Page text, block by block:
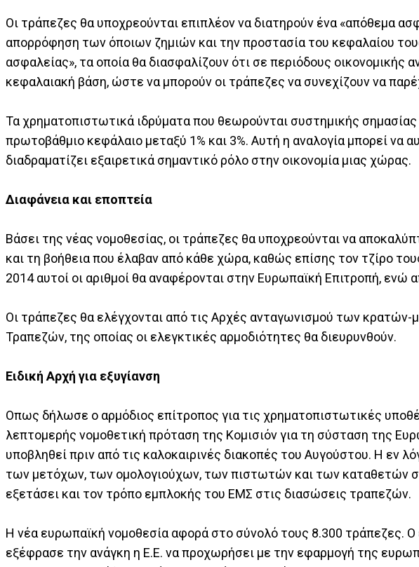
Οι τράπεζες θα υποχρεούνται επιπλέον να διατηρούν ένα «απόθεμα
απορρόφηση των όποιων ζημιών και την προστασία του κεφαλαίου
ασφαλείας», τα οποία θα διασφαλίζουν ότι σε περιόδους οικονομικής
κεφαλαιακή βάση, ώστε να μπορούν οι τράπεζες να συνεχίζουν να
Τα χρηματοπιστωτικά ιδρύματα που θεωρούνται συστημικής
πρωτοβάθμιο κεφάλαιο μεταξύ 1% και 3%. Αυτή η αναλογία μπορεί να
διαδραματίζει εξαιρετικά σημαντικό ρόλο στην οικονομία μιας χώρας.
Διαφάνεια και εποπτεία
Βάσει της νέας νομοθεσίας, οι τράπεζες θα υποχρεούνται να
και τη βοήθεια που έλαβαν από κάθε χώρα, καθώς επίσης τον τζίρο
2014 αυτοί οι αριθμοί θα αναφέρονται στην Ευρωπαϊκή Επιτροπή, ενώ
Οι τράπεζες θα ελέγχονται από τις Αρχές ανταγωνισμού των
Τραπεζών, της οποίας οι ελεγκτικές αρμοδιότητες θα διευρυνθούν.
Ειδική Αρχή για εξυγίανση
Οπως δήλωσε ο αρμόδιος επίτροπος για τις χρηματοπιστωτικές
λεπτομερής νομοθετική πρόταση της Κομισιόν για τη σύσταση της
υποβληθεί πριν από τις καλοκαιρινές διακοπές του Αυγούστου. Η εν
των μετόχων, των ομολογιούχων, των πιστωτών και των καταθετών
εξετάσει και τον τρόπο εμπλοκής του ΕΜΣ στις διασώσεις τραπεζών.
Η νέα ευρωπαϊκή νομοθεσία αφορά στο σύνολό τους 8.300 τράπεζες.
εξέφρασε την ανάγκη η Ε.Ε. να προχωρήσει με την εφαρμογή της